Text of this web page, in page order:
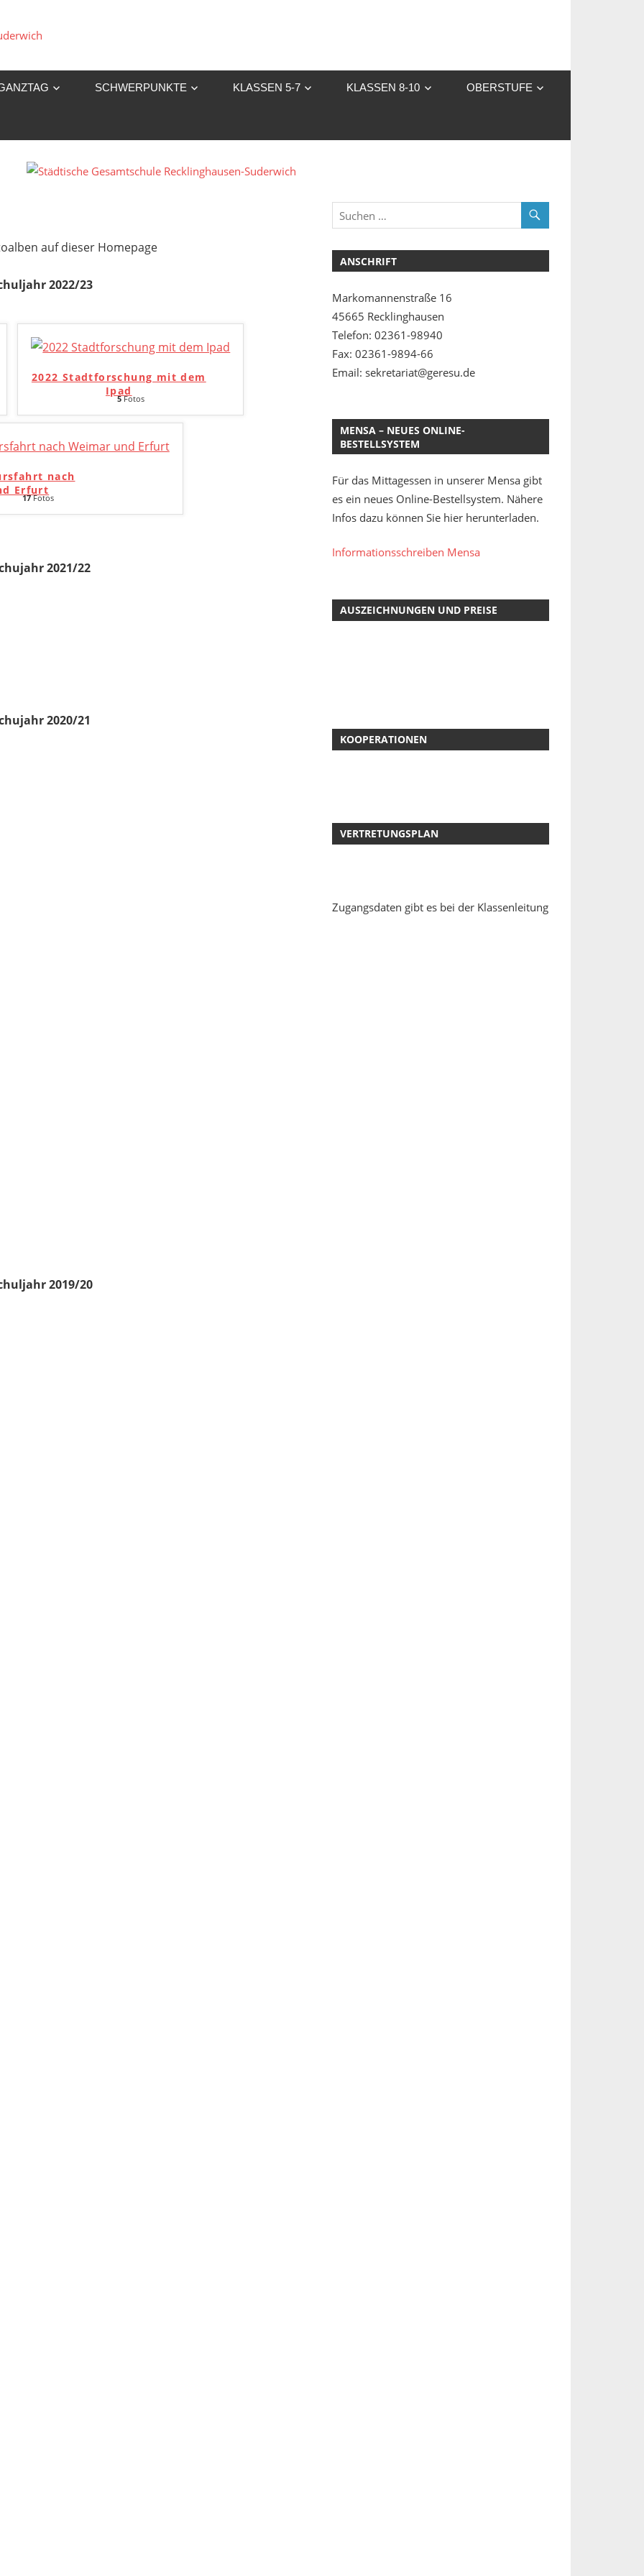
Gesamtschule
Suderwich
SCHWERPUNKTE KLASSEN 5-7 KLASSEN 8-10 OBERSTUFE
auf dieser Homepage
2022/23
2022 Stadtforschung mit dem
Ipad
5Fotos
nach
Erfurt
17Fotos
2021/22
2020/21
2019/20
ANSCHRIFT
Markomannenstraße 16
45665 Recklinghausen
Telefon: 02361-98940
Fax: 02361-9894-66
Email: sekretariat@geresu.de
MENSA – NEUES ONLINE-
BESTELLSYSTEM
Für das Mittagessen in unserer Mensa gibt
es ein neues Online-Bestellsystem. Nähere
Infos dazu können Sie hier herunterladen.
Informationsschreiben Mensa
AUSZEICHNUNGEN UND PREISE
KOOPERATIONEN
VERTRETUNGSPLAN
Zugangsdaten gibt es bei der Klassenleitung